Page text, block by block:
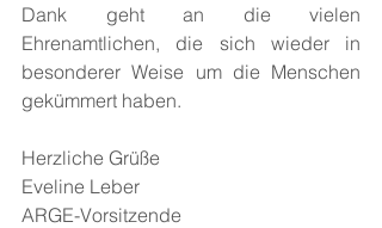
Dank geht an die vielen
Ehrenamtlichen, die sich wieder in
besonderer Weise um die Menschen
gekümmert haben.
Herzliche Grüße
Eveline Leber
ARGE-Vorsitzende